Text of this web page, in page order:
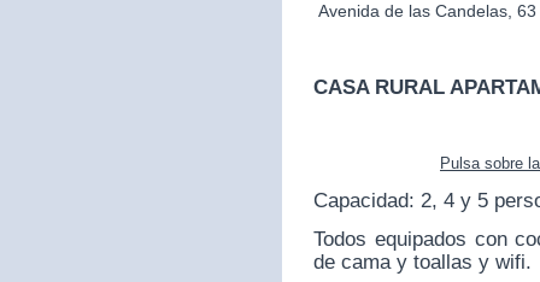
Avenida de las Candelas, 63
CASA RURAL
Pulsa sobre
Capacidad: 2, 4 y 5
Todos equipados con
de cama y toallas y wifi.